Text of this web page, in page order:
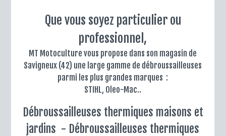
Que vous soyez particulier ou
professionnel,
MT Motoculture vous propose dans son magasin de
Savigneux (42) une large gamme de débroussailleuses
parmi les plus grandes marques :
STIHL, Oleo-Mac..
Débroussailleuses thermiques maisons et
jardins - Débroussailleuses thermiques